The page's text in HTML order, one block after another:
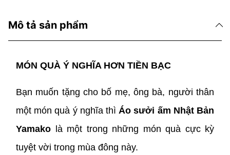
Mô tả sản phẩm
MÓN QUÀ Ý NGHĨA HƠN TIỀN BẠC
Bạn muốn tặng cho bố mẹ, ông bà, người thân
một món quà ý nghĩa thìÁo sưởi ấm Nhật Bản
Yamako là một trong những món quà cực kỳ
tuyệt vời trong mùa đông này.